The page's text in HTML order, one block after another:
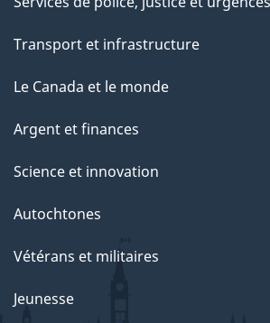
Transport et infrastructure
Le Canada et le monde
Argent et finances
Science et innovation
Autochtones
Vétérans et militaires
Jeunesse